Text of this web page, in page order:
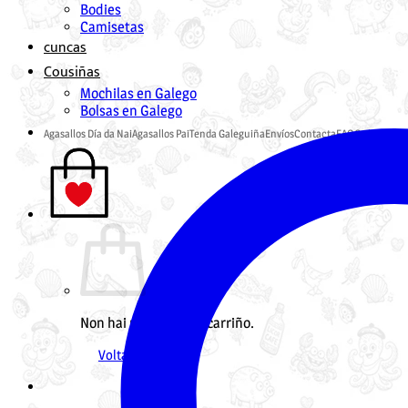
Bodies
Camisetas
cuncas
Cousiñas
Mochilas en Galego
Bolsas en Galego
Agasallos Día da NaiAgasallos PaiTenda GaleguiñaEnvíosContactaFAQGuía de
Non hai produtos no carriño.
Voltar á tenda